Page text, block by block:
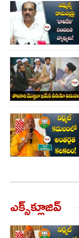
ఎక్స్‌క్లూజివ్‌